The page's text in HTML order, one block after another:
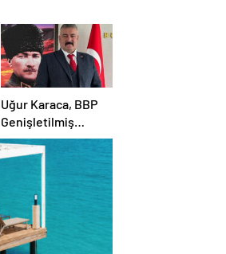
Uğur Karaca, BBP
Genişletilmiş
Başkanlık
Divanı’nda görev